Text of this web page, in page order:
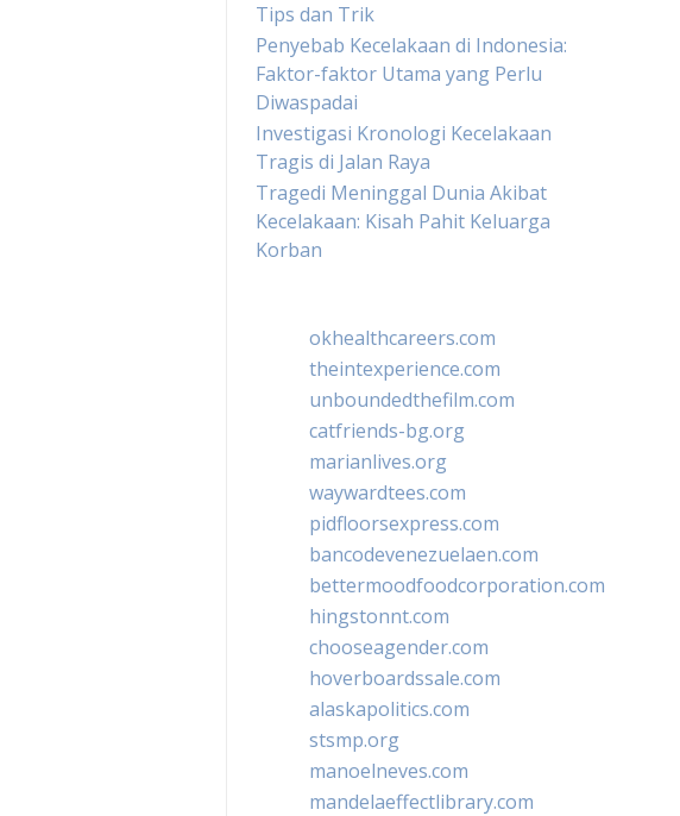
Tips dan Trik
Penyebab Kecelakaan di Indonesia:
Faktor-faktor Utama yang Perlu
Diwaspadai
Investigasi Kronologi Kecelakaan
Tragis di Jalan Raya
Tragedi Meninggal Dunia Akibat
Kecelakaan: Kisah Pahit Keluarga
Korban
okhealthcareers.com
theintexperience.com
unboundedthefilm.com
catfriends-bg.org
marianlives.org
waywardtees.com
pidfloorsexpress.com
bancodevenezuelaen.com
bettermoodfoodcorporation.com
hingstonnt.com
chooseagender.com
hoverboardssale.com
alaskapolitics.com
stsmp.org
manoelneves.com
mandelaeffectlibrary.com